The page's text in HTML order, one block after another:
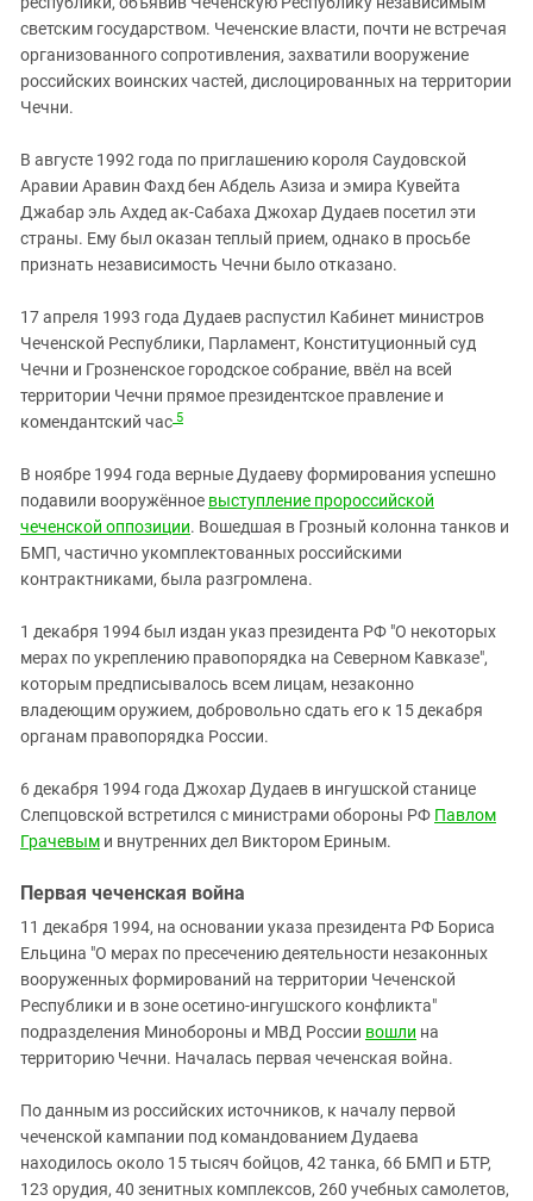
светским государством. Чеченские власти, почти не встречая
организованного сопротивления, захватили вооружение
российских воинских частей, дислоцированных на территории
Чечни.
В августе 1992 года по приглашению короля Саудовской
Аравии Аравин Фахд бен Абдель Азиза и эмира Кувейта
Джабар эль Ахдед ак-Сабаха Джохар Дудаев посетил эти
страны. Ему был оказан теплый прием, однако в просьбе
признать независимость Чечни было отказано.
17 апреля 1993 года Дудаев распустил Кабинет министров
Чеченской Республики, Парламент, Конституционный суд
Чечни и Грозненское городское собрание, ввёл на всей
территории Чечни прямое президентское правление и
комендантский час 5
В ноябре 1994 года верные Дудаеву формирования успешно
подавили вооружённое выступление пророссийской
чеченской оппозиции. Вошедшая в Грозный колонна танков и
БМП, частично укомплектованных российскими
контрактниками, была разгромлена.
1 декабря 1994 был издан указ президента РФ "О некоторых
мерах по укреплению правопорядка на Северном Кавказе",
которым предписывалось всем лицам, незаконно
владеющим оружием, добровольно сдать его к 15 декабря
органам правопорядка России.
6 декабря 1994 года Джохар Дудаев в ингушской станице
Слепцовской встретился с министрами обороны РФ Павлом
Грачевым и внутренних дел Виктором Ериным.
Первая чеченская война
11 декабря 1994, на основании указа президента РФ Бориса
Ельцина "О мерах по пресечению деятельности незаконных
вооруженных формирований на территории Чеченской
Республики и в зоне осетино-ингушского конфликта"
подразделения Минобороны и МВД России вошли на
территорию Чечни. Началась первая чеченская война.
По данным из российских источников, к началу первой
чеченской кампании под командованием Дудаева
находилось около 15 тысяч бойцов, 42 танка, 66 БМП и БТР,
123 орудия, 40 зенитных комплексов, 260 учебных самолетов,